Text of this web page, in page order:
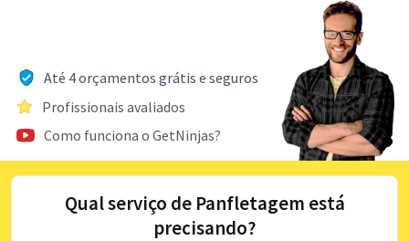
Até 4 orçamentos grátis e seguros
Profissionais avaliados
Como funciona o GetNinjas?
Qual serviço de Panfletagem está
precisando?